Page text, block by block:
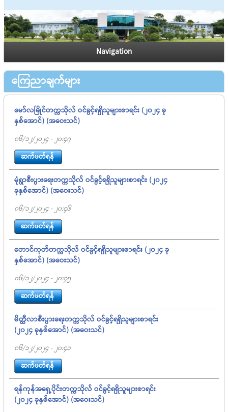
Navigation
ကြေညာချက်များ
မော်လမြိုင်တက္ကသိုလ် ဝင်ခွင့်ရရှိသူများစာရင်း (၂၀၂၄ ခု
နှစ်အောင်) (အဝေးသင်)
06/12/2024 - 20:47
ဆက်ဖတ်ရန်
မုံရွာစီးပွားရေးတက္ကသိုလ် ဝင်ခွင့်ရရှိသူများစာရင်း (၂၀၂၄
ခုနှစ်အောင်) (အဝေးသင်)
06/12/2024 - 20:46
ဆက်ဖတ်ရန်
တောင်ကုတ်တက္ကသိုလ် ဝင်ခွင့်ရရှိသူများစာရင်း (၂၀၂၄ ခု
နှစ်အောင်) (အဝေးသင်)
06/12/2024 - 20:45
ဆက်ဖတ်ရန်
မိတ္ထီလာစီးပွားရေးတက္ကသိုလ် ဝင်ခွင့်ရရှိသူများစာရင်း
(၂၀၂၄ ခုနှစ်အောင်) (အဝေးသင်)
06/12/2024 - 20:41
ဆက်ဖတ်ရန်
ရန်ကုန်အရှေ့ပိုင်းတက္ကသိုလ် ဝင်ခွင့်ရရှိသူများစာရင်း
(၂၀၂၄ ခုနှစ်အောင်) (အဝေးသင်)